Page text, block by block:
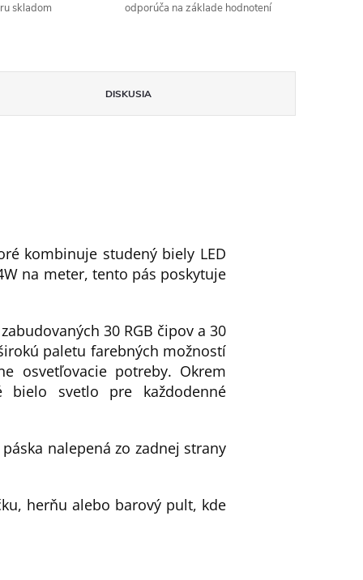
skladom
odporúča na základe hodnotení
DISKUSIA
kombinuje studený biely LED
na meter, tento pás poskytuje
30 RGB čipov a 30
paletu farebných možností
osvetľovacie potreby. Okrem
bielo svetlo pre každodenné
nalepená zo zadnej strany
herňu alebo barový pult, kde